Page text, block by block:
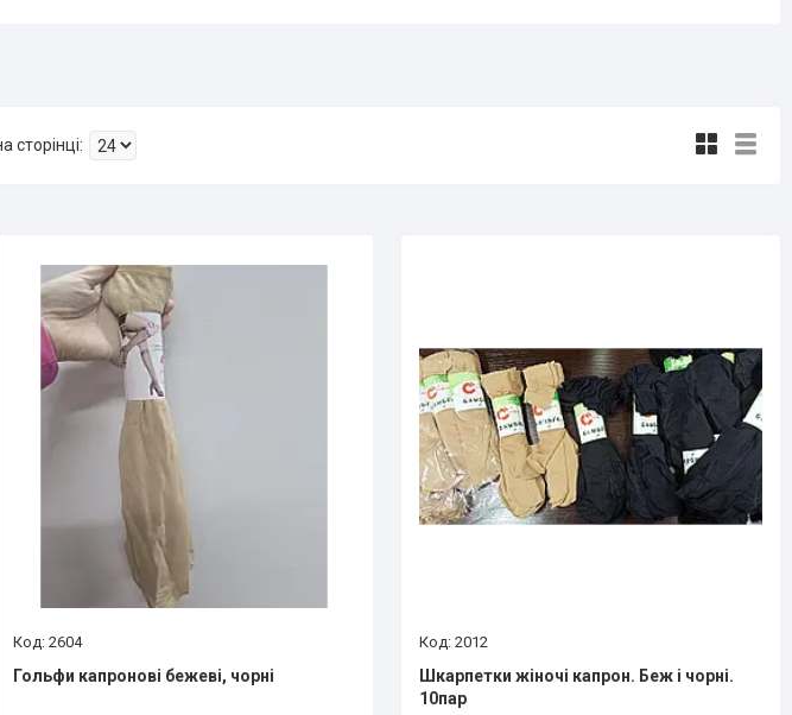
2604
Гольфи капронові бежеві, чорні
2012
Шкарпетки жіночі капрон. Беж і чорні.
10пар